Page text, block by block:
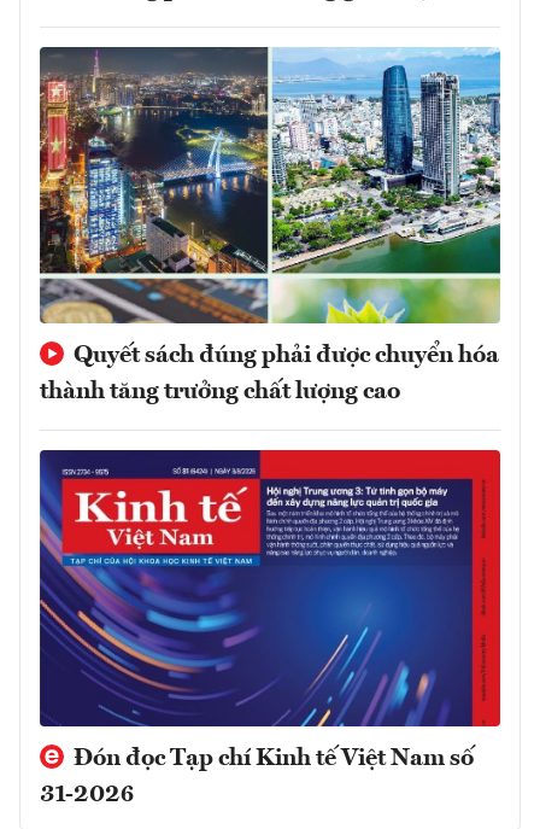
Quyết sách đúng phải được chuyển hóa
thành tăng trưởng chất lượng cao
Đón đọc Tạp chí Kinh tế Việt Nam số
31-2026